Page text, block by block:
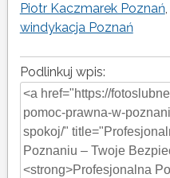
Piotr Kaczmarek Poznań,
windykacja Poznań
Podlinkuj wpis: